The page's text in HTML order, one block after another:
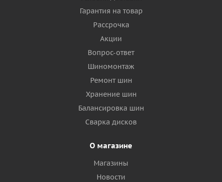
Гарантия на товар
Рассрочка
Акции
Вопрос-ответ
Шиномонтаж
Ремонт шин
Хранение шин
Балансировка шин
Сварка дисков
О магазине
Магазины
Новости